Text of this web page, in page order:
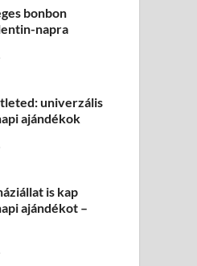
bonbon
napra
univerzális
ajándékok
is kap
ajándékot –